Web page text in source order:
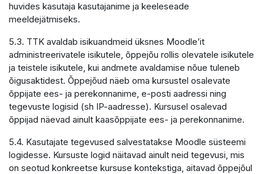
huvides kasutaja kasutajanime ja keeleseade
meeldejätmiseks.
5.3. TTK avaldab isikuandmeid üksnes Moodle’it
administreerivatele isikutele, õppejõu rollis olevatele isikutele
ja teistele isikutele, kui andmete avaldamise nõue tuleneb
õigusaktidest. Õppejõud näeb oma kursustel osalevate
õppijate ees- ja perekonnanime, e-posti aadressi ning
tegevuste logisid (sh IP-aadresse). Kursusel osalevad
õppijad näevad ainult kaasõppijate ees- ja perekonnanime.
5.4. Kasutajate tegevused salvestatakse Moodle süsteemi
logidesse. Kursuste logid näitavad ainult neid tegevusi, mis
on seotud konkreetse kursuse kontekstiga, aitavad õppejõul